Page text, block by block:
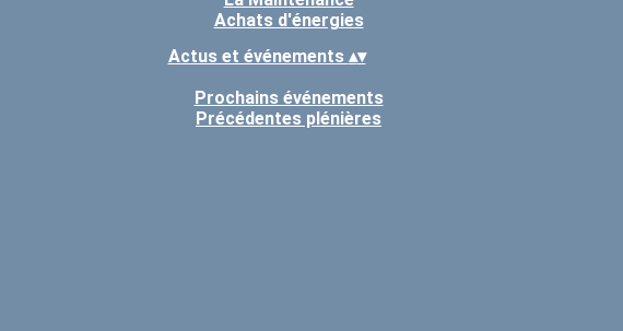
Achats d'énergies
Actus et événements ▴▾
Prochains événements
Précédentes plénières